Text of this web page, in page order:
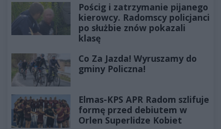
Pościg i zatrzymanie pijanego
kierowcy. Radomscy policjanci
po służbie znów pokazali
klasę
Co Za Jazda! Wyruszamy do
gminy Policzna!
Elmas-KPS APR Radom szlifuje
formę przed debiutem w
Orlen Superlidze Kobiet